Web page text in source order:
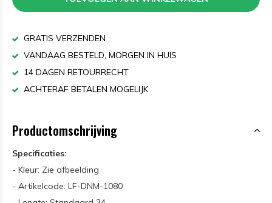
GRATIS VERZENDEN
VANDAAG BESTELD, MORGEN IN HUIS
14 DAGEN RETOURRECHT
ACHTERAF BETALEN MOGELIJK
Productomschrijving
Specificaties:
- Kleur: Zie afbeelding
- Artikelcode: LF-DNM-1080